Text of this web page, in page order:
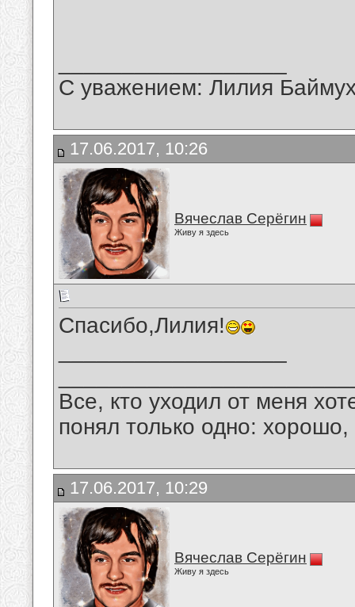
С уважением: Лилия
17.06.2017, 10:26
Вячеслав Серёгин
Живу я здесь
Спасибо,Лилия!
Все, кто уходил от меня
понял только одно:
17.06.2017, 10:29
Вячеслав Серёгин
Живу я здесь